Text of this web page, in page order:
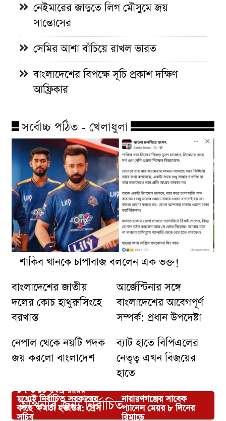
নেইমারের জাদুতে লিগ মৌসুমে জয়
সান্তোসের
সেমির আশা বাঁচিয়ে রাখল ভারত
বাংলাদেশের বিপক্ষে সূচি প্রকাশ দক্ষিণ
আফ্রিকার
সর্বোচ্চ পঠিত - খেলাধুলা
শাকিব খানকে চাপাবাজ বললেন এক ভক্ত!
বাংলাদেশের জাতীয়
দলের কোচ হাথুরুসিংহে
বরখাস্ত
আর্জেন্টিনার সঙ্গে
বাংলাদেশের আবেগপূর্ণ
সম্পর্ক: প্রধান উপদেষ্টা
নেপাল থেকে নয়টি পদক
জয় করলো বাংলাদেশ
ব্যাট হাতে বিপিএলের
নেতৃত্ব এখন বিজয়ের
হাতে
আপনার জন্য নির্বাচিত
১৭ ও ১৮ ফেব্রুয়ারির
মধ্যেই নির্বাচিত সরকারের
কাছে ক্ষমতা হস্তান্তর: প্রেস
সচিব
নারায়ণগঞ্জের সাবেক
প্যানেল মেয়র ৮ দিনের
রিমান্ডে